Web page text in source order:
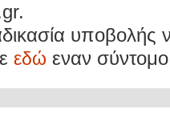
εδώ εναν